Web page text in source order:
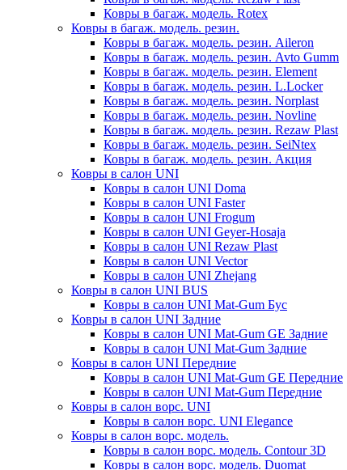
Ковры в багаж. модель. Rotex
Ковры в багаж. модель. резин.
Ковры в багаж. модель. резин. Aileron
Ковры в багаж. модель. резин. Avto Gumm
Ковры в багаж. модель. резин. Element
Ковры в багаж. модель. резин. L.Locker
Ковры в багаж. модель. резин. Norplast
Ковры в багаж. модель. резин. Novline
Ковры в багаж. модель. резин. Rezaw Plast
Ковры в багаж. модель. резин. SeiNtex
Ковры в багаж. модель. резин. Акция
Ковры в салон UNI
Ковры в салон UNI Doma
Ковры в салон UNI Faster
Ковры в салон UNI Frogum
Ковры в салон UNI Geyer-Hosaja
Ковры в салон UNI Rezaw Plast
Ковры в салон UNI Vector
Ковры в салон UNI Zhejang
Ковры в салон UNI BUS
Ковры в салон UNI Mat-Gum Бус
Ковры в салон UNI Задние
Ковры в салон UNI Mat-Gum GE Задние
Ковры в салон UNI Mat-Gum Задние
Ковры в салон UNI Передние
Ковры в салон UNI Mat-Gum GE Передние
Ковры в салон UNI Mat-Gum Передние
Ковры в салон ворс. UNI
Ковры в салон ворс. UNI Elegance
Ковры в салон ворс. модель.
Ковры в салон ворс. модель. Contour 3D
Ковры в салон ворс. модель. Duomat